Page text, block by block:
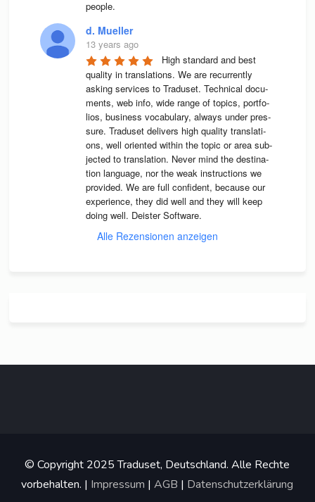
people.
d. Mueller
13 years ago
High stan­dard and best
qua­lity in trans­la­ti­ons. We are recur­rently
asking ser­vices to Tra­du­set. Tech­ni­cal docu­
ments, web info, wide range of topics, port­fo­
lios, busi­ness voca­bu­lary, always under pres­
sure. Tra­du­set deli­vers high qua­lity trans­la­ti­
ons, well ori­en­ted wit­hin the topic or area sub­
jec­ted to trans­la­tion. Never mind the desti­na­
tion lan­guage, nor the weak instruc­tions we
pro­vi­ded. We are full con­fi­dent, because our
expe­ri­ence, they did well and they will keep
doing well. Deis­ter Software.
Alle Rezensionen anzeigen
© Copyright 2025 Traduset, Deutschland. Alle Rechte
vorbehalten. | Impressum |AGB | Datenschutzerklärung